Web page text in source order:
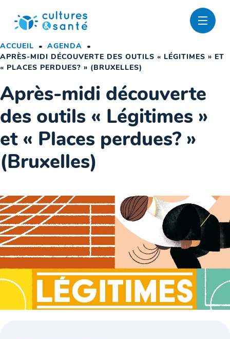
contenu
ACCUEIL
AGENDA
APRÈS-MIDI DÉCOUVERTE DES OUTILS « LÉGITIMES » ET
« PLACES PERDUES? » (BRUXELLES)
Après-midi découverte
des outils « Légitimes »
et « Places perdues? »
(Bruxelles)